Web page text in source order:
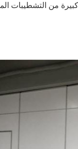
من التشطيبات